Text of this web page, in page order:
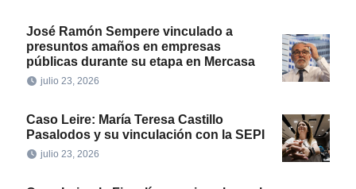
José Ramón Sempere vinculado a
presuntos amaños en empresas
públicas durante su etapa en Mercasa
julio 23, 2026
Caso Leire: María Teresa Castillo
Pasalodos y su vinculación con la SEPI
julio 23, 2026